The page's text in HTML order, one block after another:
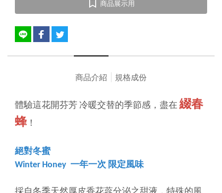
商品展示用
商品介紹 規格成份
體驗這花開芬芳 冷暖交替的季節感，盡在 綴春
蜂！
絕對冬蜜
Winter Honey 一年一次 限定風味